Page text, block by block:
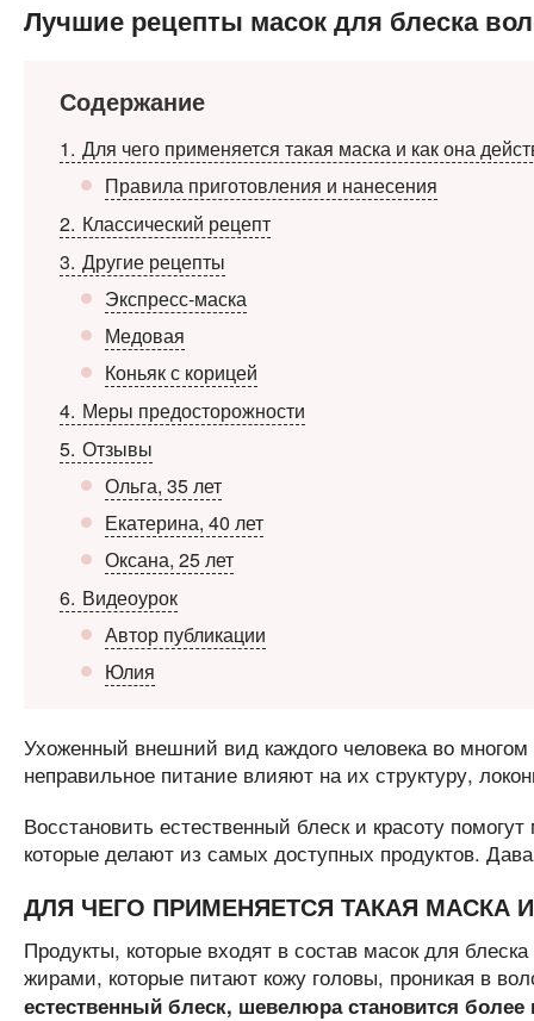
Лучшие рецепты масок для блеска
Содержание
1 Для чего применяется такая маска и как она
Правила приготовления и нанесения
2 Классический рецепт
3 Другие рецепты
Экспресс-маска
Медовая
Коньяк с корицей
4 Меры предосторожности
5 Отзывы
Ольга, 35 лет
Екатерина, 40 лет
Оксана, 25 лет
6 Видеоурок
Автор публикации
Юлия
Ухоженный внешний вид каждого человека во
неправильное питание влияют на их структуру,
Восстановить естественный блеск и красоту
которые делают из самых доступных продуктов.
ДЛЯ ЧЕГО ПРИМЕНЯЕТСЯ ТАКАЯ МАСКА
Продукты, которые входят в состав масок для
жирами, которые питают кожу головы, проникая в
естественный блеск, шевелюра становится более